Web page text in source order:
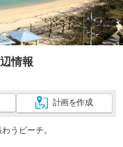
情報
計画を作成
うビーチ。